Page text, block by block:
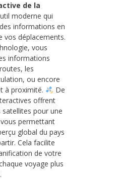
de la
moderne qui
informations en
vos déplacements.
vous
informations
les
ou encore
à proximité.
De
offrent
pour une
permettant
global du pays
Cela facilite
de votre
voyage plus